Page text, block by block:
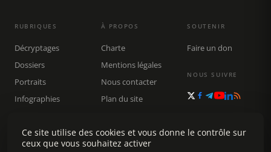
RUBRIQUES
Décryptages
Dossiers
Portraits
Infographies
Rechercher
À PROPOS
Charte
Mentions légales
Nous contacter
Plan du site
SOUTENIR
Faire un don
NOUS SUIVRE
Ce site utilise des cookies et vous donne le contrôle sur
ceux que vous souhaitez activer